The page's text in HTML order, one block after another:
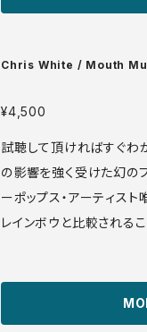
edia: VG+ ♪試聴：http://manuera.com/sonot
Chris White / Mouth
¥4,500
試聴して頂ければすぐわ
の影響を強く受けた幻の
ーポップス・アーティスト
レインボウと比較される
+ ♪試聴：http://manuera.com/sonota/audio_